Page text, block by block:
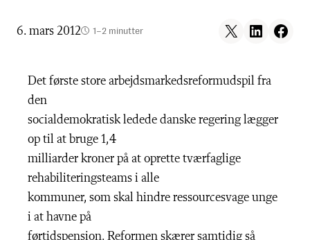
6. mars 2012 1–2 minutter Share on X Share on LinkedIn
Share on
Det første store arbejdsmarkedsreformudspil fra
den
socialdemokratisk ledede danske regering lægger
op til at bruge 1,4
milliarder kroner på at oprette tværfaglige
rehabiliteringsteams i alle
kommuner, som skal hindre ressourcesvage unge
i at havne på
førtidspension. Reformen skærer samtidig så